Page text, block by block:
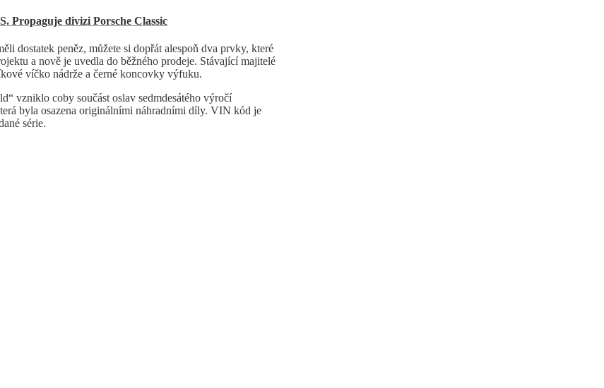
Propaguje divizi Porsche Classic
dostatek peněz, můžete si dopřát alespoň dva prvky, které
a nově je uvedla do běžného prodeje. Stávající majitelé
víčko nádrže a černé koncovky výfuku.
vzniklo coby součást oslav sedmdesátého výročí
byla osazena originálními náhradními díly. VIN kód je
série.